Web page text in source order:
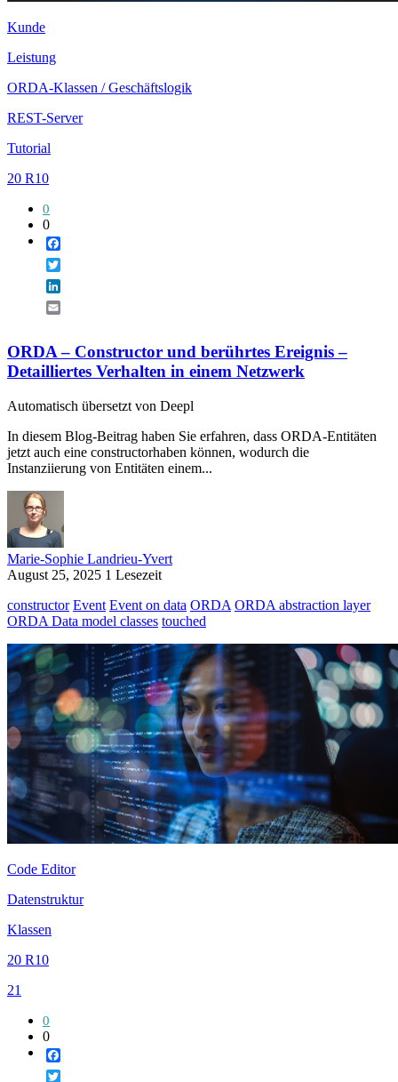
Kunde
Leistung
ORDA-Klassen / Geschäftslogik
REST-Server
Tutorial
20 R10
0
0
ORDA – Constructor und berührtes Ereignis –
Detailliertes Verhalten in einem Netzwerk
Automatisch übersetzt von Deepl
In diesem Blog-Beitrag haben Sie erfahren, dass ORDA-Entitäten
jetzt auch eine constructorhaben können, wodurch die
Instanziierung von Entitäten einem...
Marie-Sophie Landrieu-Yvert
August 25, 2025 1 Lesezeit
constructor Event Event on data ORDA ORDA abstraction layer
ORDA Data model classes touched
Code Editor
Datenstruktur
Klassen
20 R10
21
0
0